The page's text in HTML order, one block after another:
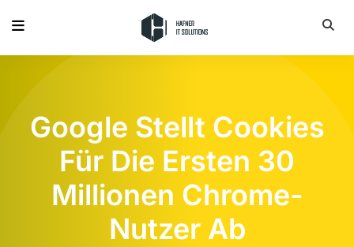
Google Stellt Cookies
Für Die Ersten 30
Millionen Chrome-
Nutzer Ab